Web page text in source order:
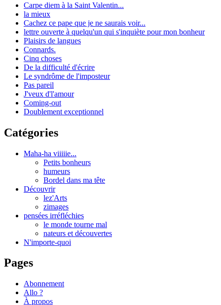
Carpe diem à la Saint Valentin...
la mieux
Cachez ce pape que je ne saurais voir...
lettre ouverte à quelqu'un qui s'inquiète pour mon bonheur
Plaisirs de langues
Connards.
Cinq choses
De la difficulté d'écrire
Le syndrôme de l'imposteur
Pas pareil
J'veux d'l'amour
Coming-out
Doublement exceptionnel
Catégories
Maha-ha viiiiie...
Petits bonheurs
humeurs
Bordel dans ma tête
Découvrir
lez'Arts
zimages
pensées irréfléchies
le monde tourne mal
nateurs et découvertes
N'importe-quoi
Pages
Abonnement
Allo ?
À propos